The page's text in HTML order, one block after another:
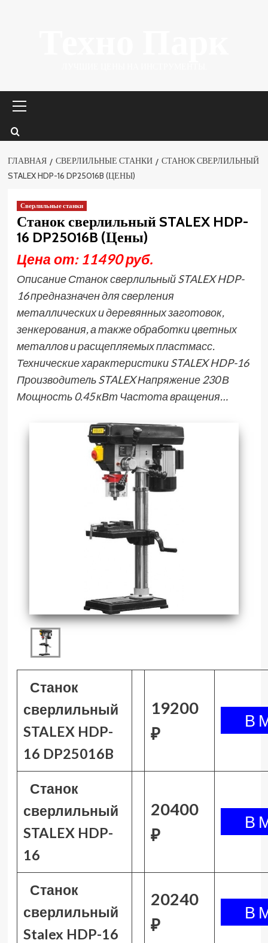
меню
ГЛАВНАЯ СВЕРЛИЛЬНЫЕ СТАНКИ
СТАНОК СВЕРЛИЛЬНЫЙ
STALEX HDP-16 DP25016B (ЦЕНЫ)
Сверлильные станки
Станок сверлильный STALEX HDP-
16 DP25016B (Цены)
Цена от: 11490 руб.
Описание Станок сверлильный STALEX HDP-
16 предназначен для сверления
металлических и деревянных заготовок,
зенкерования, а также обработки цветных
металлов и расщепляемых пластмасс.
Технические характеристики STALEX HDP-16
Производитель STALEX Напряжение 230 В
Мощность 0.45 кВт Частота вращения…
Станок
сверлильный
STALEX HDP-
16 DP25016B
19200
₽
Станок
сверлильный
STALEX HDP-
16
20400
₽
Станок
сверлильный
Stalex HDP-16
20240
₽